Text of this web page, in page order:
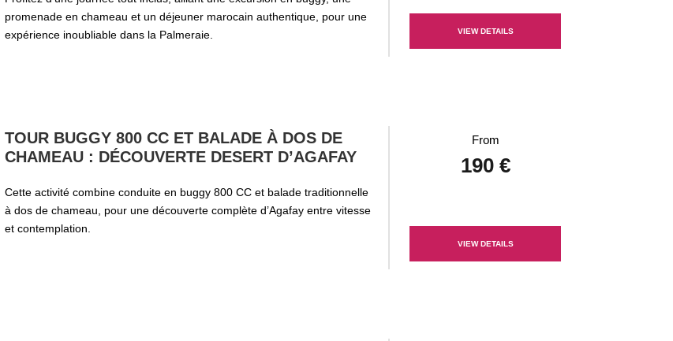
promenade en chameau et un déjeuner marocain authentique, pour une
expérience inoubliable dans la Palmeraie.
VIEW DETAILS
TOUR BUGGY 800 CC ET BALADE À DOS DE
CHAMEAU : DÉCOUVERTE DESERT D’AGAFAY
Cette activité combine conduite en buggy 800 CC et balade traditionnelle
à dos de chameau, pour une découverte complète d’Agafay entre vitesse
et contemplation.
From
190 €
VIEW DETAILS